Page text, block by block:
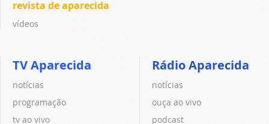
revista de aparecida
vídeos
TV Aparecida
notícias
programação
tv ao vivo
Rádio Aparecida
notícias
ouça ao vivo
podcast